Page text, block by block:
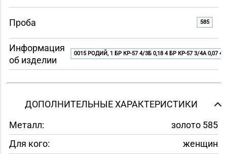
Проба 585
Информация
об изделии
0015 РОДИЙ, 1 БР КР-57 4/3Б 0,18 4 БР КР-57 3/4A 0,07 4
ДОПОЛНИТЕЛЬНЫЕ ХАРАКТЕРИСТИКИ
Металл:
золото 585
Для кого:
женщин